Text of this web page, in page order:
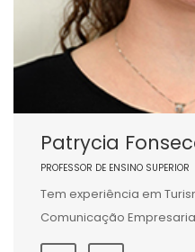
Patrycia
PROFESSOR DE ENSINO SUPERIOR
Tem experiência em
Comunicação